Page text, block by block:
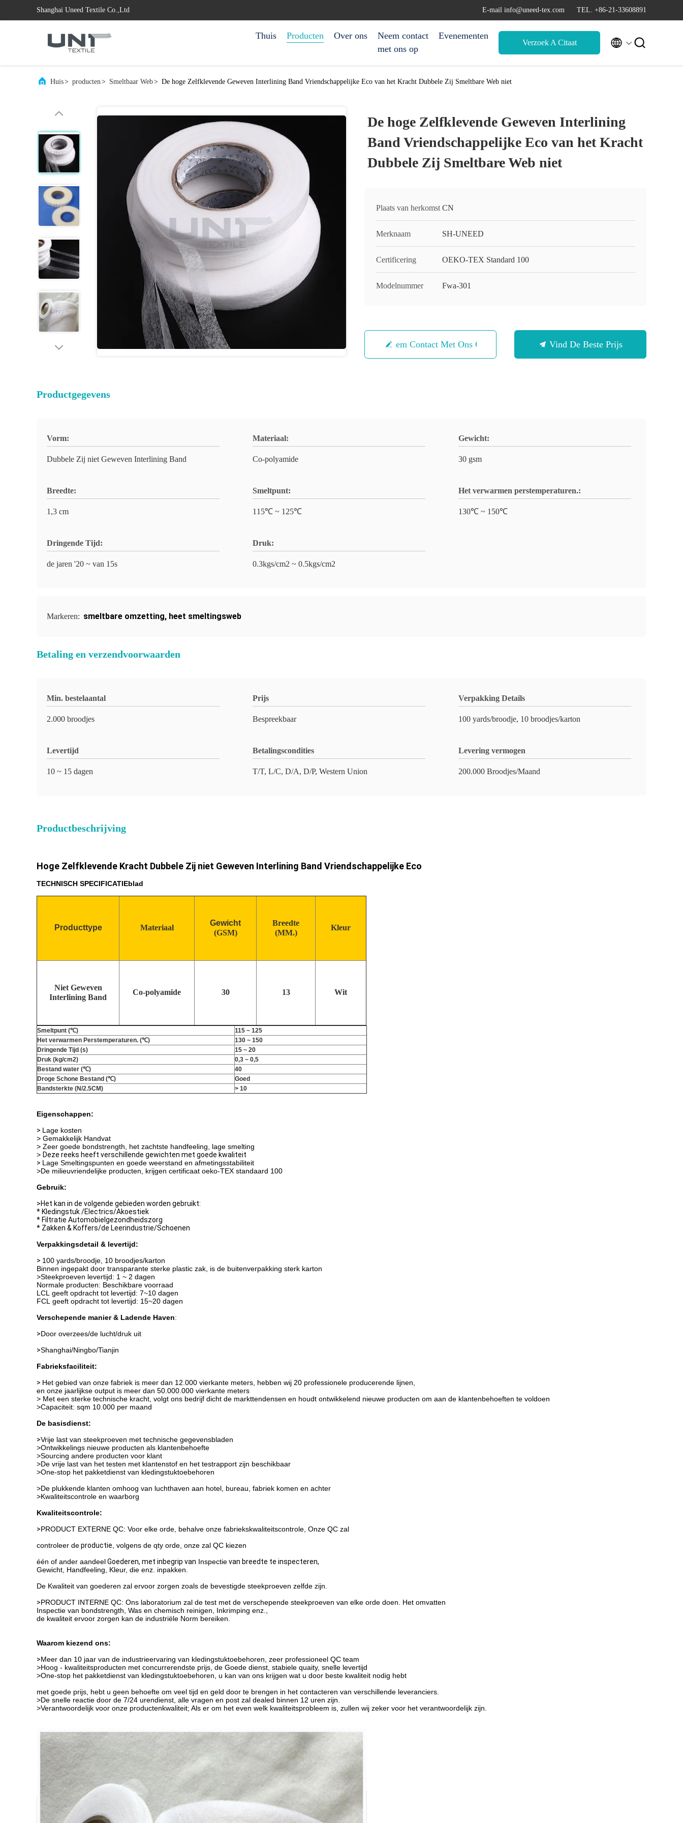
Shanghai Uneed Textile Co.,Ltd E-mail info@uneed-tex.com TEL. +86-21-33608891
Thuis Producten Over ons
Neem contact
met ons op
Evenementen
Verzoek A Citaat  
Huis> producten> Smeltbaar Web> De hoge Zelfklevende Geweven Interlining Band Vriendschappelijke Eco van het Kracht Dubbele Zij Smeltbare Web niet
De hoge Zelfklevende Geweven Interlining
Band Vriendschappelijke Eco van het Kracht
Dubbele Zij Smeltbare Web niet
Plaats van herkomst CN
Merknaam SH-UNEED
Certificering OEKO-TEX Standard 100
Modelnummer Fwa-301
Neem Contact Met Ons Op Vind De Beste Prijs
Productgegevens
Vorm:
Dubbele Zij niet Geweven Interlining Band
Materiaal:
Co-polyamide
Gewicht:
30 gsm
Breedte:
1,3 cm
Smeltpunt:
115℃ ~ 125℃
Het verwarmen perstemperaturen.:
130℃ ~ 150℃
Dringende Tijd:
de jaren '20 ~ van 15s
Druk:
0.3kgs/cm2 ~ 0.5kgs/cm2
Markeren: smeltbare omzetting, heet smeltingsweb
Betaling en verzendvoorwaarden
Min. bestelaantal
2.000 broodjes
Prijs
Bespreekbaar
Verpakking Details
100 yards/broodje, 10 broodjes/karton
Levertijd
10 ~ 15 dagen
Betalingscondities
T/T, L/C, D/A, D/P, Western Union
Levering vermogen
200.000 Broodjes/Maand
Productbeschrijving
Hoge Zelfklevende Kracht Dubbele Zij niet Geweven Interlining Band Vriendschappelijke Eco
TECHNISCH SPECIFICATIEblad
Producttype Materiaal
Gewicht
(GSM)
Breedte
(MM.)
Kleur
Niet Geweven
Interlining Band
Co-polyamide 30 13 Wit
Smeltpunt (℃)
115 ~ 125
Het verwarmen Perstemperaturen. (℃)
130 ~ 150
Dringende Tijd (s)
15 ~ 20
Druk (kg/cm2)
0,3 ~ 0,5
Bestand water (℃)
40
Droge Schone Bestand (℃)
Goed
Bandsterkte (N/2.5CM)
> 10
Eigenschappen:
> Lage kosten
> Gemakkelijk Handvat
> Zeer goede bondstrength, het zachtste handfeeling, lage smelting
> Deze reeks heeft verschillende gewichten met goede kwaliteit
> Lage Smeltingspunten en goede weerstand en afmetingsstabiliteit
>De milieuvriendelijke producten, krijgen certificaat oeko-TEX standaard 100
Gebruik:
>Het kan in de volgende gebieden worden gebruikt:
* Kledingstuk /Electrics/Akoestiek
* Filtratie Automobielgezondheidszorg
* Zakken & Koffers/de Leerindustrie/Schoenen
Verpakkingsdetail & levertijd:
> 100 yards/broodje, 10 broodjes/karton
Binnen ingepakt door transparante sterke plastic zak, is de buitenverpakking sterk karton
>Steekproeven levertijd: 1 ~ 2 dagen
Normale producten: Beschikbare voorraad
LCL geeft opdracht tot levertijd: 7~10 dagen
FCL geeft opdracht tot levertijd: 15~20 dagen
Verschepende manier & Ladende Haven:
>Door overzees/de lucht/druk uit
>Shanghai/Ningbo/Tianjin
Fabrieksfaciliteit:
> Het gebied van onze fabriek is meer dan 12.000 vierkante meters, hebben wij 20 professionele producerende lijnen,
en onze jaarlijkse output is meer dan 50.000.000 vierkante meters
> Met een sterke technische kracht, volgt ons bedrijf dicht de markttendensen en houdt ontwikkelend nieuwe producten om aan de klantenbehoeften te voldoen
>Capaciteit: sqm 10.000 per maand
De basisdienst:
>Vrije last van steekproeven met technische gegevensbladen
>Ontwikkelings nieuwe producten als klantenbehoefte
>Sourcing andere producten voor klant
>De vrije last van het testen met klantenstof en het testrapport zijn beschikbaar
>One-stop het pakketdienst van kledingstuktoebehoren
>De plukkende klanten omhoog van luchthaven aan hotel, bureau, fabriek komen en achter
>Kwaliteitscontrole en waarborg
Kwaliteitscontrole:
>PRODUCT EXTERNE QC: Voor elke orde, behalve onze fabriekskwaliteitscontrole, Onze QC zal
controleer deproductie , volgens de qty orde, onze zal QC kiezen
één of ander aandeelGoederen, met inbegrip van Inspectievan breedte te inspecteren,
Gewicht, Handfeeling,
Kleur, die enz. inpakken.
De Kwaliteit van goederen zal ervoor zorgen zoals de bevestigde steekproeven zelfde zijn.
>PRODUCT INTERNE QC: Ons laboratorium zal de test met de verschepende steekproeven van elke orde doen. Het omvatten
Inspectie van bondstrength, Was en chemisch reinigen, Inkrimping enz.,
de kwaliteit ervoor zorgen kan de industriële Norm bereiken.
Waarom kiezend ons:
>Meer dan 10 jaar van de industrieervaring van kledingstuktoebehoren, zeer professioneel QC team
>Hoog - kwaliteitsproducten met concurrerendste prijs, de Goede dienst, stabiele quaity, snelle levertijd
>One-stop het pakketdienst van kledingstuktoebehoren, u kan van ons krijgen wat u door beste kwaliteit nodig hebt
met goede prijs, hebt u geen behoefte om veel tijd en geld door te brengen in het contacteren van verschillende leveranciers.
>De snelle reactie door de 7/24 urendienst, alle vragen en post zal dealed binnen 12 uren zijn.
>Verantwoordelijk voor onze productenkwaliteit; Als er om het even welk kwaliteitsprobleem is, zullen wij zeker voor het verantwoordelijk zijn.